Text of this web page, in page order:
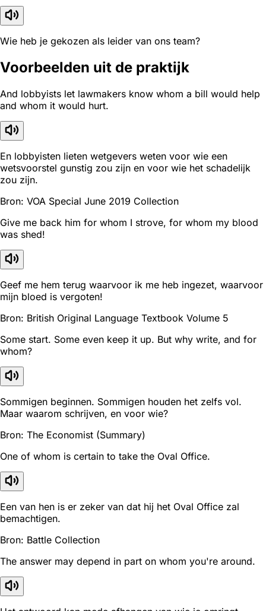
Wie heb je gekozen als leider van ons team?
Voorbeelden uit de praktijk
And lobbyists let lawmakers know whom a bill would help
and whom it would hurt.
En lobbyisten lieten wetgevers weten voor wie een
wetsvoorstel gunstig zou zijn en voor wie het schadelijk
zou zijn.
Bron: VOA Special June 2019 Collection
Give me back him for whom I strove, for whom my blood
was shed!
Geef me hem terug waarvoor ik me heb ingezet, waarvoor
mijn bloed is vergoten!
Bron: British Original Language Textbook Volume 5
Some start. Some even keep it up. But why write, and for
whom?
Sommigen beginnen. Sommigen houden het zelfs vol.
Maar waarom schrijven, en voor wie?
Bron: The Economist (Summary)
One of whom is certain to take the Oval Office.
Een van hen is er zeker van dat hij het Oval Office zal
bemachtigen.
Bron: Battle Collection
The answer may depend in part on whom you're around.